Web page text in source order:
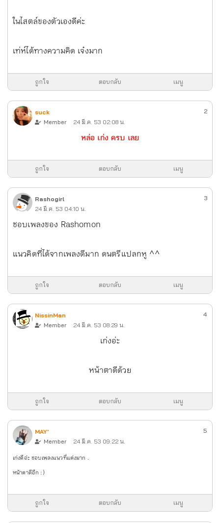
ในไสตล์ของตัวเองดีค่ะ
เท่ห์ได้ทางความคิด เจ๋งมาก
ถูกใจ ตอบกลับ เมนู
suck
Member
24 มี.ค. 53 02:08 น.
2
หล่อ เก่ง ครบ เลย
ถูกใจ ตอบกลับ เมนู
Rashogirl
24 มี.ค. 53 04:10 น.
3
ชอบเพลงของ Rashomon
แนวคิดที่ได้จากเพลงดีมาก ดนตรีแปลกหู ^^
ถูกใจ ตอบกลับ เมนู
NissinMan
Member
24 มี.ค. 53 08:29 น.
4
เก่งอ่ะ
หน้าตาดีด้วย
ถูกใจ ตอบกลับ เมนู
MAY'
Member
24 มี.ค. 53 09:22 น.
5
เก่งดีอ่ะ ชอบเพลงแนวที่แต่งมาก .
หน้าตาดีอีก :)
ถูกใจ ตอบกลับ เมนู